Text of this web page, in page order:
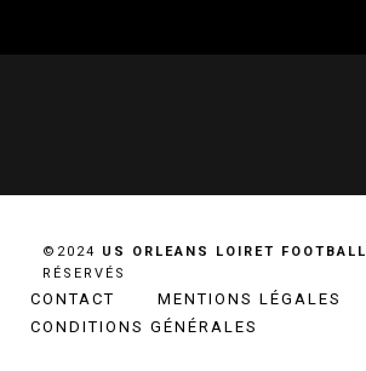
©2024 US ORLEANS LOIRET FOOTBALL
RÉSERVÉS
CONTACT
MENTIONS LÉGALES
CONDITIONS GÉNÉRALES